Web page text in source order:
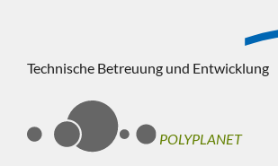
Technische Betreuung und Entwicklung
POLYPLANET